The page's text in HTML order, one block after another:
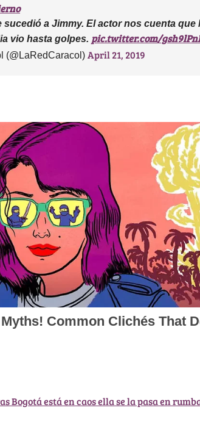
sucedió a Jimmy. El actor nos cuenta
vio hasta golpes. pic.twitter.com/
(@LaRedCaracol) April 21, 2019
Bogotá está en caos ella se la pasa en